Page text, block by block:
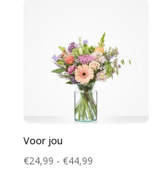
Voor jou
€24,99 - €44,99Prijsklasse: